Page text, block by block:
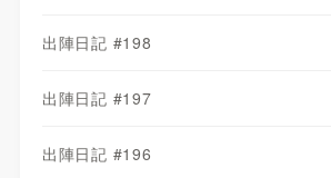
出陣日記 #198
出陣日記 #197
出陣日記 #196